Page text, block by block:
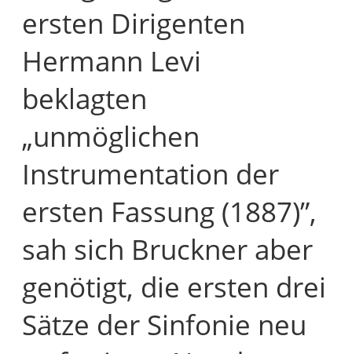
ersten Dirigenten
Hermann Levi
beklagten
„unmöglichen
Instrumentation der
ersten Fassung (1887)”,
sah sich Bruckner aber
genötigt, die ersten drei
Sätze der Sinfonie neu